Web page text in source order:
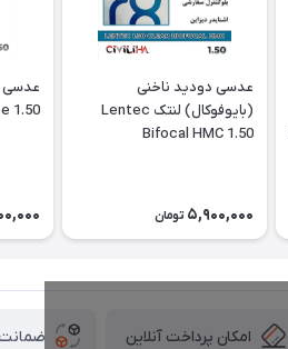
عدسی دودید ناخنی
(بایوفوکال) لنتک Lentec
Bifocal HMC 1.50
5,900,000 تومان
عدسی
1.50
امکان پرداخت آنلاین ضمانت